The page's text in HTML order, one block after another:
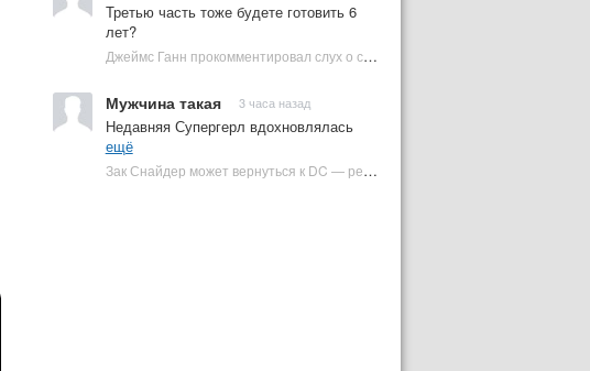
Третью часть тоже будете готовить 6
лет?
Джеймс Ганн прокомментировал слух о съемках «Бэтмена 3» | Plugged In Ru
Мужчина такая 3 часа назад
Недавняя Супергерл вдохновлялась
ещё
Зак Снайдер может вернуться к DC — режиссер общался с Warner Bros. (фото) | Plugged In Ru